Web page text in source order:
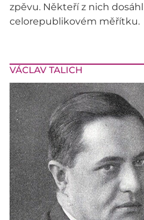
VÁCLAV TALICH
zpěvu. Někteří z nich
celorepublikovém měřítku.